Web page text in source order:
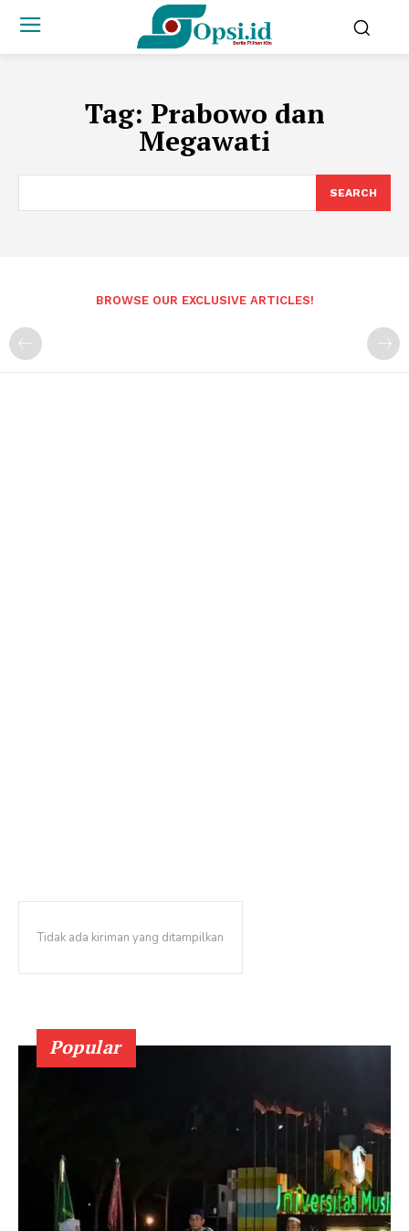
Tag: Prabowo dan
Megawati
SEARCH
BROWSE OUR EXCLUSIVE ARTICLES!
Tidak ada kiriman yang ditampilkan
Popular